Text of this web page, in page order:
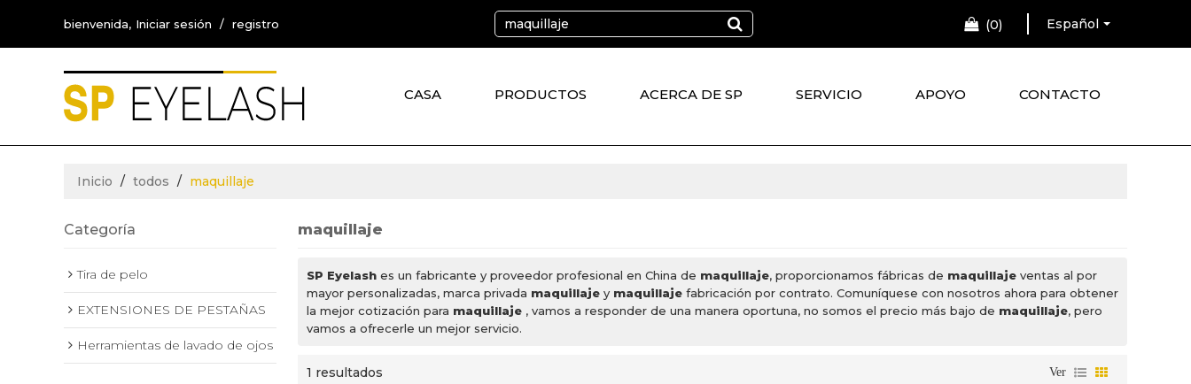
bienvenida, Iniciar sesión / registro 0 Español
CASA PRODUCTOS ACERCA DE SP SERVICIO APOYO CONTACTO
Inicio / todos / maquillaje
Categoría
Tira de pelo
EXTENSIONES DE PESTAÑAS
Herramientas de lavado de ojos
maquillaje
SP Eyelash es un fabricante y proveedor profesional en China de maquillaje, proporcionamos fábricas de maquillaje ventas al por
mayor personalizadas, marca privada maquillaje y maquillaje fabricación por contrato. Comuníquese con nosotros ahora para obtener
la mejor cotización para maquillaje , vamos a responder de una manera oportuna, no somos el precio más bajo de maquillaje, pero
vamos a ofrecerle un mejor servicio.
1 resultados Ver